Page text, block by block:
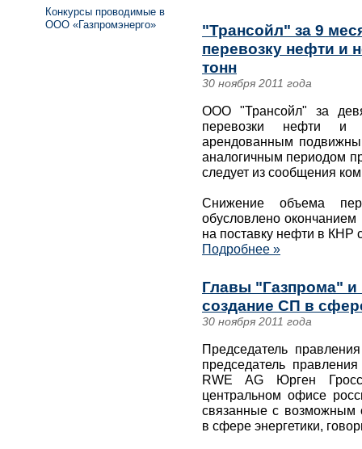
"Трансойл" за 9
перевозку нефти и
тонн
30 ноября 2011 года
ООО "Трансойл" за
перевозки нефти и
арендованным
аналогичным периодом
следует из сообщения
Снижение объема
обусловлено
на поставку нефти в КНР
Подробнее »
Главы "Газпрома" и
создание СП в
30 ноября 2011 года
Председатель
председатель
RWE AG Юрген
центральном офисе
связанные с возможным
в сфере энергетики,
Конкурсы проводимые в
ООО «Газпромэнерго»